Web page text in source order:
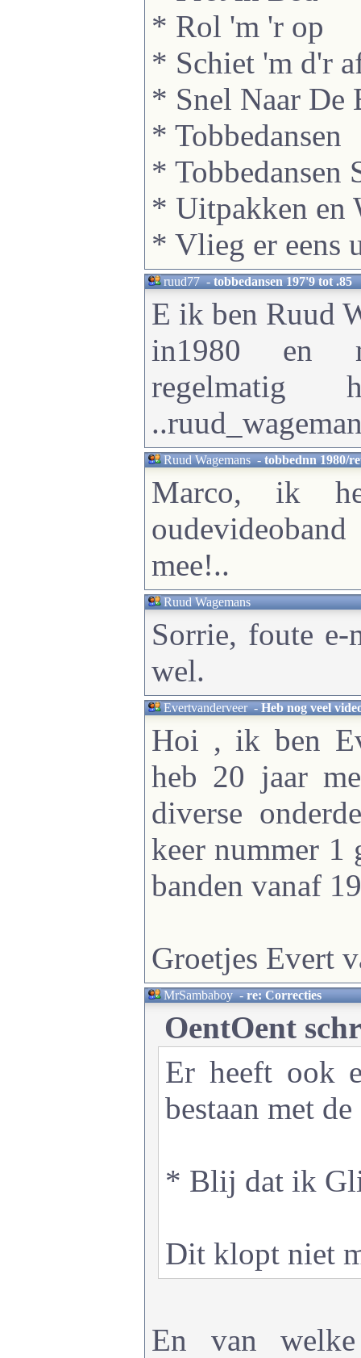
* Rol 'm 'r op
* Schiet 'm d'r
* Snel Naar De
* Tobbedansen
* Tobbedansen
* Uitpakken en
* Vlieg er eens
ruud77-tobbedansen 197'9 tot .85
E ik ben Ruud
in1980 en
regelmatig
Ruud Wagemans-tobbednn 1980/
Marco, ik
mee!..
Ruud Wagemans
Sorrie, foute
wel.
Evertvanderveer-Heb nog veel
Hoi , ik ben
heb 20 jaar
diverse
keer nummer 1
banden vanaf
Groetjes Evert
MrSambaboy-re: Correcties
OentOent
Er heeft ook
bestaan met
* Blij dat ik
Dit klopt niet
En van welke